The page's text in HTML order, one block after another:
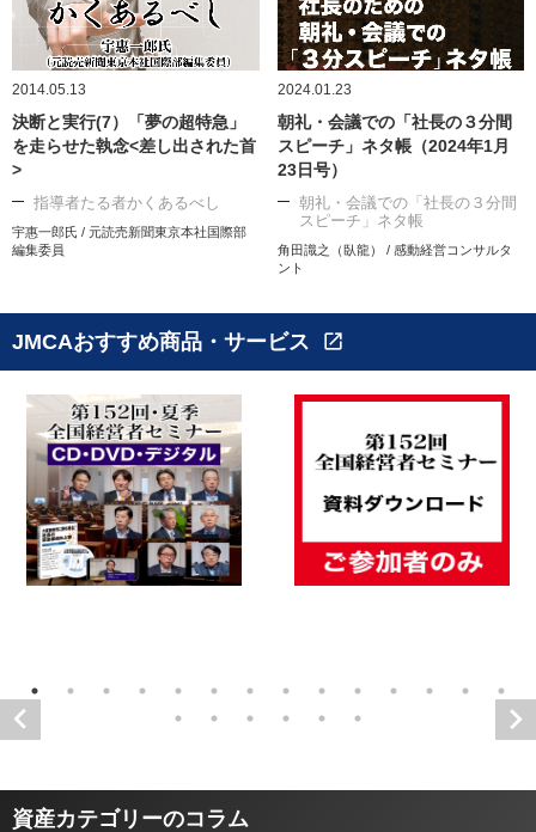
2014.05.13
決断と実行(7）「夢の超特急」
を走らせた執念<差し出された首
>
指導者たる者かくあるべし
宇惠一郎氏 / 元読売新聞東京本社国際部
編集委員
2024.01.23
朝礼・会議での「社長の３分間
スピーチ」ネタ帳（2024年1月
23日号）
朝礼・会議での「社長の３分間
スピーチ」ネタ帳
角田識之（臥龍） / 感動経営コンサルタ
ント
JMCAおすすめ商品・サービス open_in_new
資産カテゴリーのコラム